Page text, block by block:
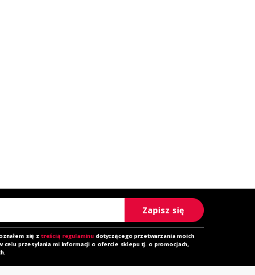
Zapisz się
się z treścią regulaminu dotyczącego przetwarzania moich
celu przesyłania mi informacji o ofercie sklepu tj. o promocjach,